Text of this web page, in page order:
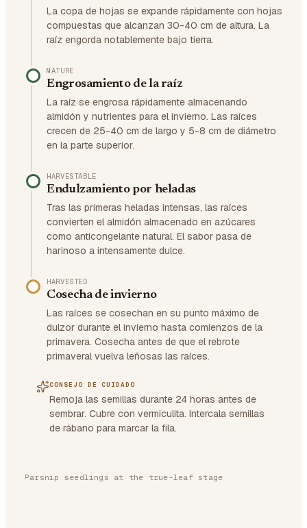
La copa de hojas se expande rápidamente con hojas
compuestas que alcanzan 30-40 cm de altura. La
raíz engorda notablemente bajo tierra.
MATURE
Engrosamiento de la raíz
La raíz se engrosa rápidamente almacenando
almidón y nutrientes para el invierno. Las raíces
crecen de 25-40 cm de largo y 5-8 cm de diámetro
en la parte superior.
HARVESTABLE
Endulzamiento por heladas
Tras las primeras heladas intensas, las raíces
convierten el almidón almacenado en azúcares
como anticongelante natural. El sabor pasa de
harinoso a intensamente dulce.
HARVESTED
Cosecha de invierno
Las raíces se cosechan en su punto máximo de
dulzor durante el invierno hasta comienzos de la
primavera. Cosecha antes de que el rebrote
primaveral vuelva leñosas las raíces.
CONSEJO DE CUIDADO
Remoja las semillas durante 24 horas antes de
sembrar. Cubre con vermiculita. Intercala semillas
de rábano para marcar la fila.
Parsnip seedlings at the true-leaf stage